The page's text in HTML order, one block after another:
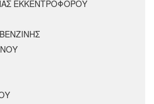
ΕΚΚΕΝΤΡΟΦΟΡΟΥ